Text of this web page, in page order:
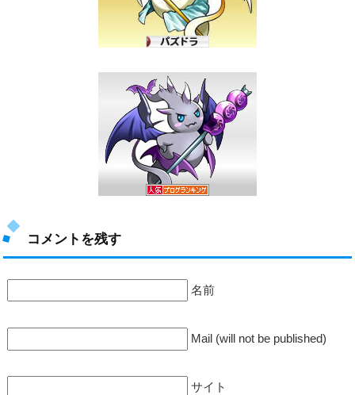
コメントを残す
名前
Mail (will not be published)
サイト